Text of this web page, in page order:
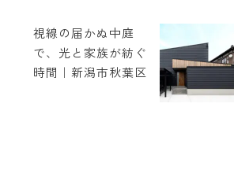
視線の届かぬ中庭
で、光と家族が紡ぐ
時間｜新潟市秋葉区